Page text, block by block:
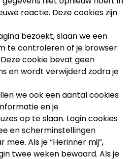
reactie. Deze cookies zijn
bezoekt, slaan we een
te controleren of je browser
cookie bevat geen
en wordt verwijderd zodra je
we ook een aantal cookies
en je
op te slaan. Login cookies
en scherminstellingen
Als je “Herinner mij”,
twee weken bewaard. Als je